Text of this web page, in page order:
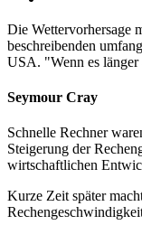
Die Wettervorhersage
beschreibenden
USA. "Wenn es länger
Seymour Cray
Schnelle Rechner
Steigerung der
wirtschaftlichen
Kurze Zeit später